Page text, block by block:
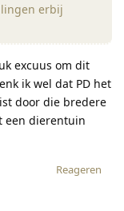
erbij
excuus om dit
ik wel dat PD het
door die bredere
een dierentuin
Reageren